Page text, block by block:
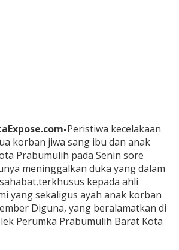
Peristiwa kecelakaan
korban jiwa sang ibu dan anak
Prabumulih pada Senin sore
meninggalkan duka yang dalam
kepada ahli
yang sekaligus ayah anak korban
Diguna, yang beralamatkan di
Perumka Prabumulih Barat Kota